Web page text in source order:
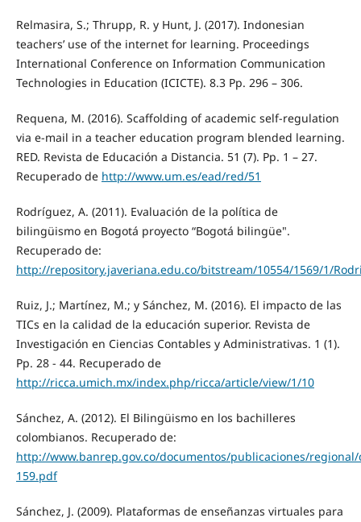
Relmasira, S.; Thrupp, R. y Hunt, J. (2017). Indonesian
teachers’ use of the internet for learning. Proceedings
International Conference on Information Communication
Technologies in Education (ICICTE). 8.3 Pp. 296 – 306.
Requena, M. (2016). Scaffolding of academic self-regulation
via e-mail in a teacher education program blended learning.
RED. Revista de Educación a Distancia. 51 (7). Pp. 1 – 27.
Recuperado de http://www.um.es/ead/red/51
Rodríguez, A. (2011). Evaluación de la política de
bilingüismo en Bogotá proyecto “Bogotá bilingüe".
Recuperado de:
http://repository.javeriana.edu.co/bitstream/10554/1569/1/
Ruiz, J.; Martínez, M.; y Sánchez, M. (2016). El impacto de las
TICs en la calidad de la educación superior. Revista de
Investigación en Ciencias Contables y Administrativas. 1 (1).
Pp. 28 - 44. Recuperado de
http://ricca.umich.mx/index.php/ricca/article/view/1/10
Sánchez, A. (2012). El Bilingüismo en los bachilleres
colombianos. Recuperado de:
http://www.banrep.gov.co/documentos/publicaciones/regional/
159.pdf
Sánchez, J. (2009). Plataformas de enseñanzas virtuales para